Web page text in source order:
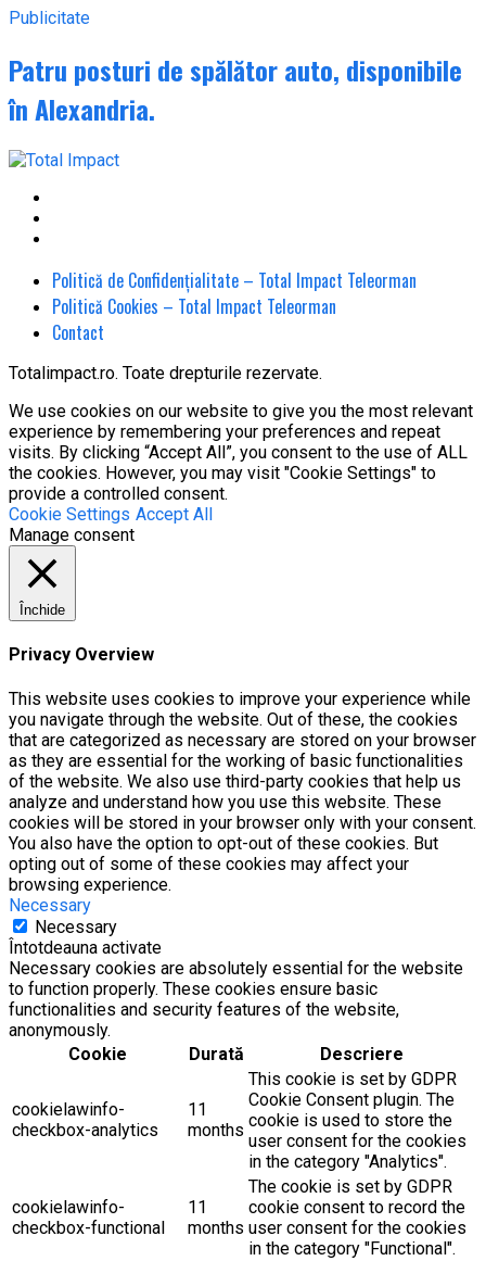
Publicitate
Patru posturi de spălător auto, disponibile
în Alexandria.
Politică de Confidențialitate – Total Impact Teleorman
Politică Cookies – Total Impact Teleorman
Contact
Totalimpact.ro. Toate drepturile rezervate.
We use cookies on our website to give you the most relevant
experience by remembering your preferences and repeat
visits. By clicking “Accept All”, you consent to the use of ALL
the cookies. However, you may visit "Cookie Settings" to
provide a controlled consent.
Cookie Settings Accept All
Manage consent
Închide
Privacy Overview
This website uses cookies to improve your experience while
you navigate through the website. Out of these, the cookies
that are categorized as necessary are stored on your browser
as they are essential for the working of basic functionalities
of the website. We also use third-party cookies that help us
analyze and understand how you use this website. These
cookies will be stored in your browser only with your consent.
You also have the option to opt-out of these cookies. But
opting out of some of these cookies may affect your
browsing experience.
Necessary
Necessary
Întotdeauna activate
Necessary cookies are absolutely essential for the website
to function properly. These cookies ensure basic
functionalities and security features of the website,
anonymously.
Cookie
Durată Descriere
cookielawinfo-
checkbox-analytics
11
months
This cookie is set by GDPR
Cookie Consent plugin. The
cookie is used to store the
user consent for the cookies
in the category "Analytics".
cookielawinfo-
checkbox-functional
11
months
The cookie is set by GDPR
cookie consent to record the
user consent for the cookies
in the category "Functional".